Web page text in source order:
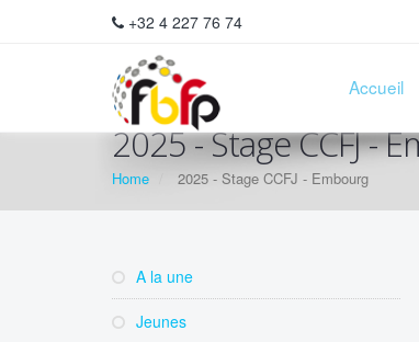
+32 4 227 76 74
Accueil
2025 - Stage CCFJ -
Home 2025 - Stage CCFJ - Embourg
A la une
Jeunes